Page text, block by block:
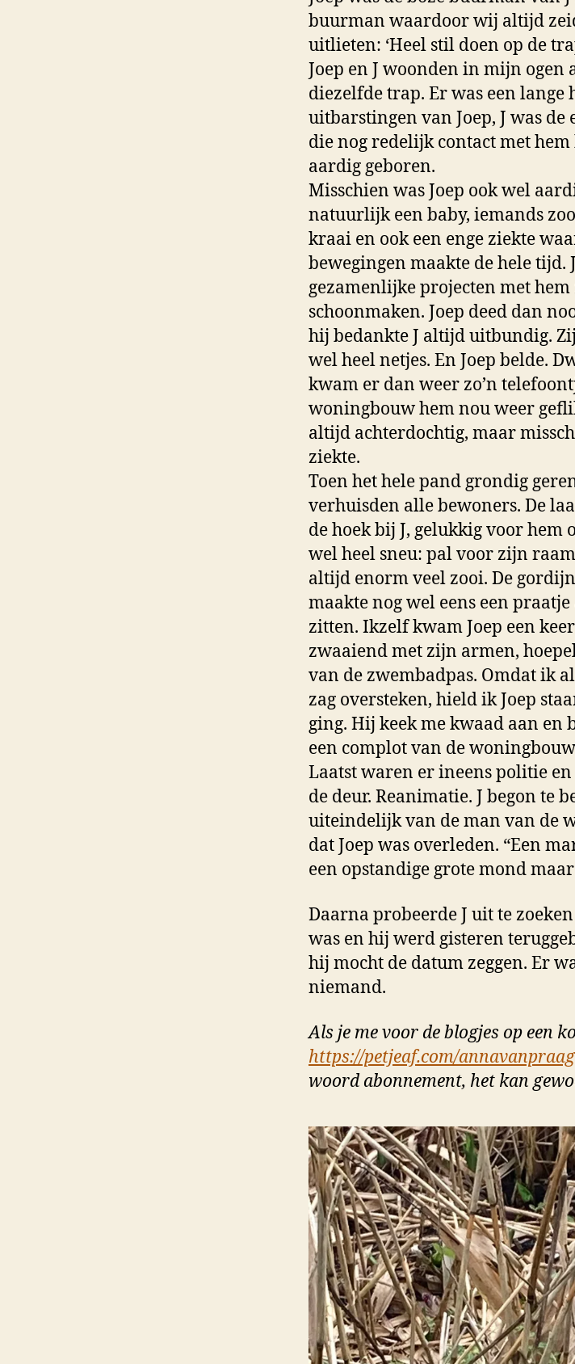
buurman waardoor wij altijd
uitlieten: ‘Heel stil doen op de
Joep en J woonden in mijn ogen
diezelfde trap. Er was een lange
uitbarstingen van Joep, J was
die nog redelijk contact met hem
aardig geboren.
Misschien was Joep ook wel
natuurlijk een baby, iemands
kraai en ook een enge ziekte
bewegingen maakte de hele tijd.
gezamenlijke projecten met
schoonmaken. Joep deed dan
hij bedankte J altijd uitbundig.
wel heel netjes. En Joep belde.
kwam er dan weer zo’n
woningbouw hem nou weer
altijd achterdochtig, maar
ziekte.
Toen het hele pand grondig
verhuisden alle bewoners. De
de hoek bij J, gelukkig voor hem
wel heel sneu: pal voor zijn
altijd enorm veel zooi. De
maakte nog wel eens een
zitten. Ikzelf kwam Joep een
zwaaiend met zijn armen,
van de zwembadpas. Omdat ik
zag oversteken, hield ik Joep
ging. Hij keek me kwaad aan en
een complot van de
Laatst waren er ineens politie
de deur. Reanimatie. J begon te
uiteindelijk van de man van de
dat Joep was overleden. “Een
een opstandige grote mond
Daarna probeerde J uit te
was en hij werd gisteren
hij mocht de datum zeggen. Er
niemand.
Als je me voor de blogjes op een
https://petjeaf.com/annavanpraag
woord abonnement, het kan